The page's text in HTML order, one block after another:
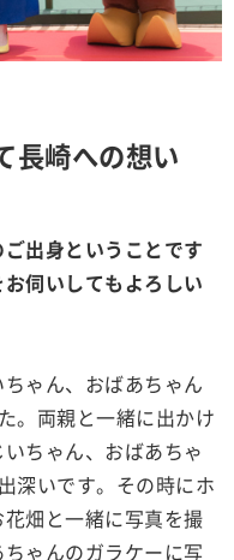
長崎への想い
出身ということです
伺いしてもよろしい
ゃん、おばあちゃん
。両親と一緒に出かけ
ちゃん、おばあちゃ
深いです。その時にホ
畑と一緒に写真を撮
ゃんのガラケーに写